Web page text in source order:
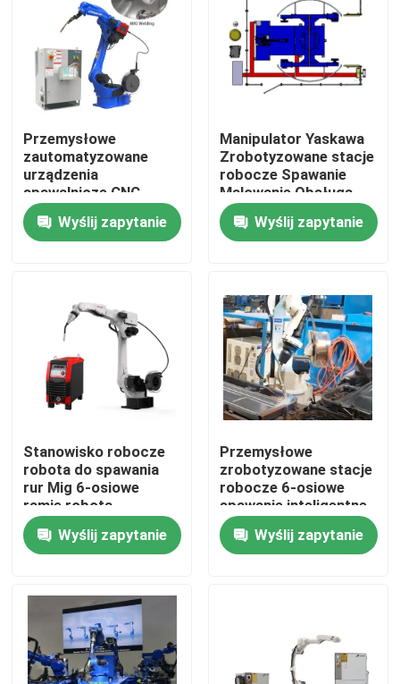
Dom
Produkty
O nas
Wycieczka po fabryce
Kontrola jakości
Skontaktuj się z nami
Sprawy
Poprosić o wycenę
Przemysłowe
zautomatyzowane
urządzenia
spawalnicze CNC
Systemy
automatyzacji
spawania
Wyślij zapytanie
Manipulator Yaskawa
Zrobotyzowane stacje
robocze Spawanie
Malowanie Obsługa
Wyślij zapytanie
Stanowisko robocze
robota do spawania
rur Mig 6-osiowe
ramię robota
przemysłowego
Wyślij zapytanie
Przemysłowe
zrobotyzowane stacje
robocze 6-osiowe
spawanie inteligentne
dla ramy motocykla
Trike Wyślij zapytanie